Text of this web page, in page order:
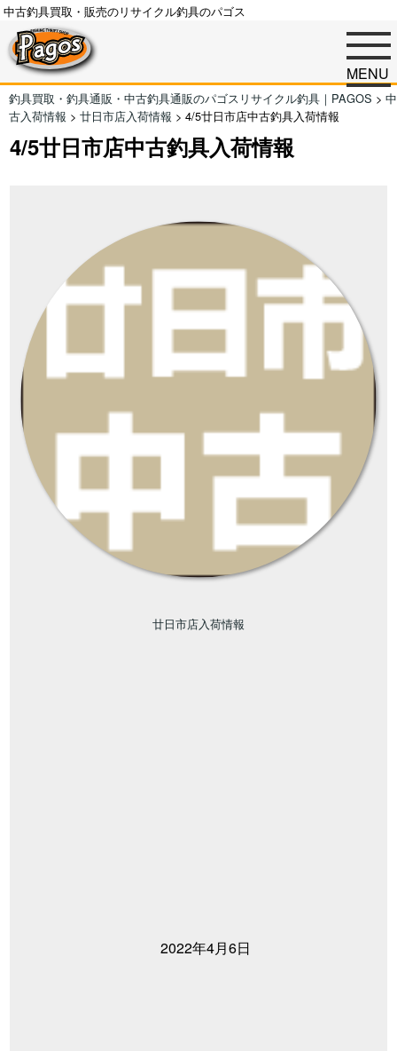
中古釣具買取・販売のリサイクル釣具のパゴス
MENU
釣具買取・釣具通販・中古釣具通販のパゴスリサイクル釣具｜PAGOS > 中
古入荷情報 > 廿日市店入荷情報 > 4/5廿日市店中古釣具入荷情報
4/5廿日市店中古釣具入荷情報
廿日市店入荷情報
2022年4月6日